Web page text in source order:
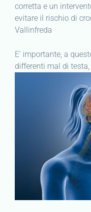
corretta e un
evitare il rischio di
Vallinfreda
E’ importante, a
differenti mal di